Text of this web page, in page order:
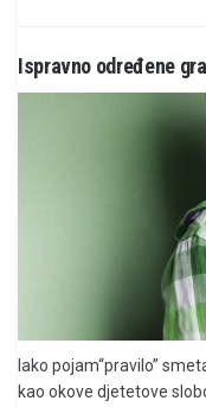
Ispravno određene
Iako pojam“pravilo”
kao okove djetetove